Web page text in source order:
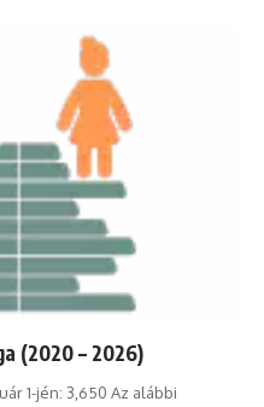
(2020 – 2026)
1-jén: 3,650 Az alábbi